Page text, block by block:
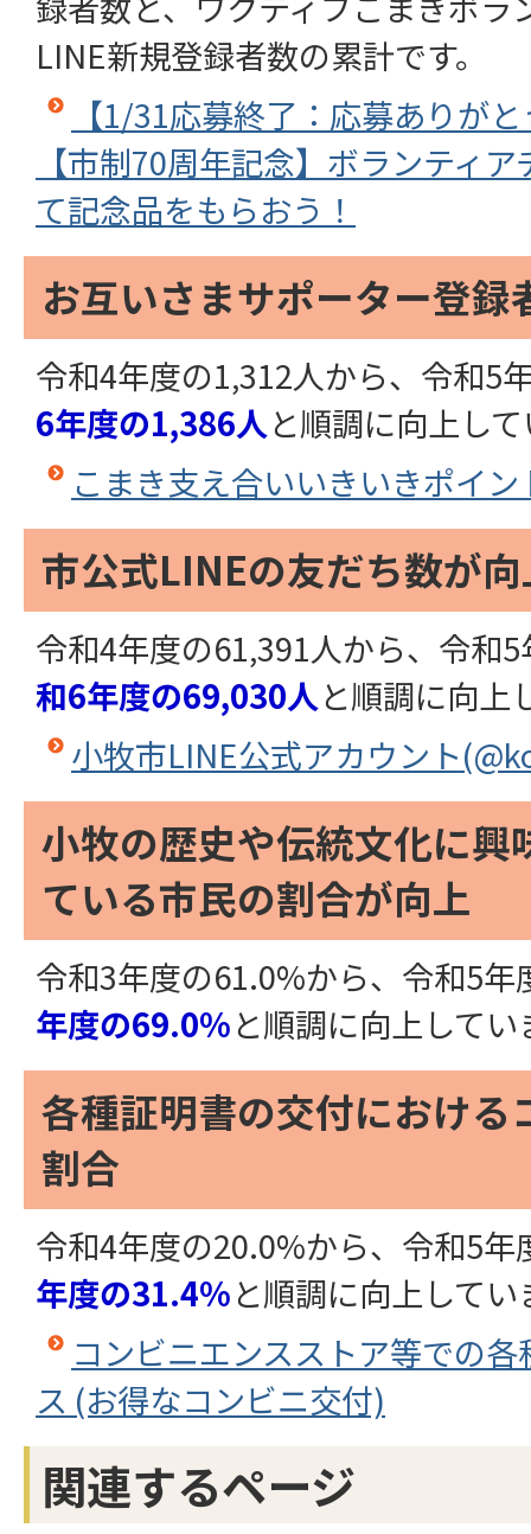
LINE新規登録者数の累計です。
【1/31応募終了：応募ありが
【市制70周年記念】ボランティ
て記念品をもらおう！
お互いさまサポーター登録
令和4年度の1,312人から、令和5
6年度の1,386人と順調に向上し
こまき支え合いいきいきポイ
市公式LINEの友だち数が
令和4年度の61,391人から、令和
和6年度の69,030人と順調に向上
小牧市LINE公式アカウント
小牧の歴史や伝統文化に興
ている市民の割合が向上
令和3年度の61.0%から、令和5年
年度の69.0%と順調に向上してい
各種証明書の交付における
割合
令和4年度の20.0%から、令和5年
年度の31.4%と順調に向上してい
コンビニエンスストア等での
ス (お得なコンビニ交付)
関連するページ